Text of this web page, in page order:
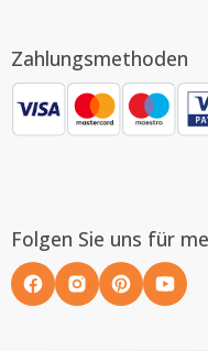
Zahlungsmethoden
Folgen Sie uns für